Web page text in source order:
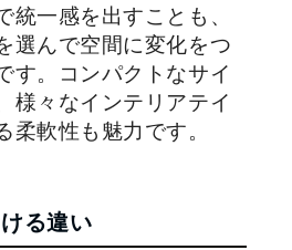
統一感を出すことも、
選んで空間に変化をつ
す。コンパクトなサイ
様々なインテリアテイ
柔軟性も魅力です。
る違い